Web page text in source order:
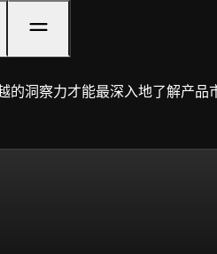
洞察力才能最深入地了解产